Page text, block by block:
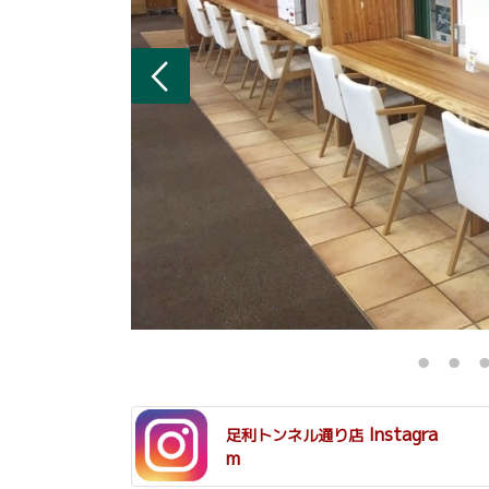
足利トンネル通り店 Instagra
m